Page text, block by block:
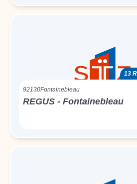
13
92130Fontainebleau
REGUS - Fontainebleau